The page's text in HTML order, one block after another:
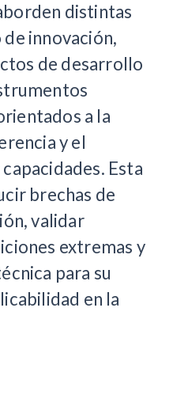
distintas
innovación,
de desarrollo
a la
y el
Esta
brechas de
validar
extremas y
para su
en la